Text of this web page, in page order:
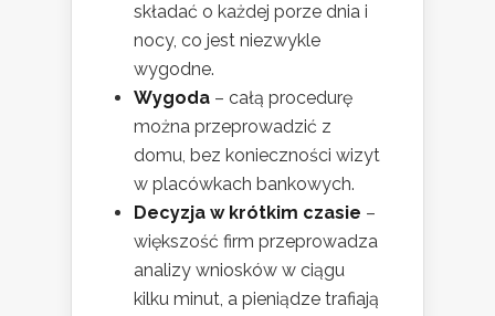
składać o każdej porze dnia i
nocy, co jest niezwykle
wygodne.
Wygoda – całą procedurę
można przeprowadzić z
domu, bez konieczności wizyt
w placówkach bankowych.
Decyzja w krótkim czasie –
większość firm przeprowadza
analizy wniosków w ciągu
kilku minut, a pieniądze trafiają